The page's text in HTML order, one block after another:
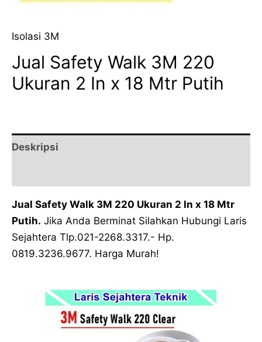
Isolasi 3M
Jual Safety Walk 3M 220
Ukuran 2 In x 18 Mtr Putih
Deskripsi
Jual Safety Walk 3M 220 Ukuran 2 In x 18 Mtr
Putih. Jika Anda Berminat Silahkan Hubungi Laris
Sejahtera Tlp.021-2268.3317.- Hp.
0819.3236.9677. Harga Murah!